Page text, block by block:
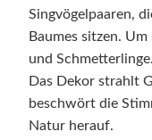
Singvögelpaaren,
Baumes sitzen.
und Schmetterlinge.
Das Dekor strahlt
beschwört die
Natur herauf.